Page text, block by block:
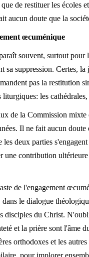
de restituer les écoles
aucun doute que la
œcuménique
souvent, surtout
suppression. Certes,
pas la restitution
les cathédrales,
de la Commission
Il ne fait aucun
deux parties
une contribution
de l'engagement
le dialogue
disciples du Christ.
et la prière sont l'âme
orthodoxes et les
pour implorer